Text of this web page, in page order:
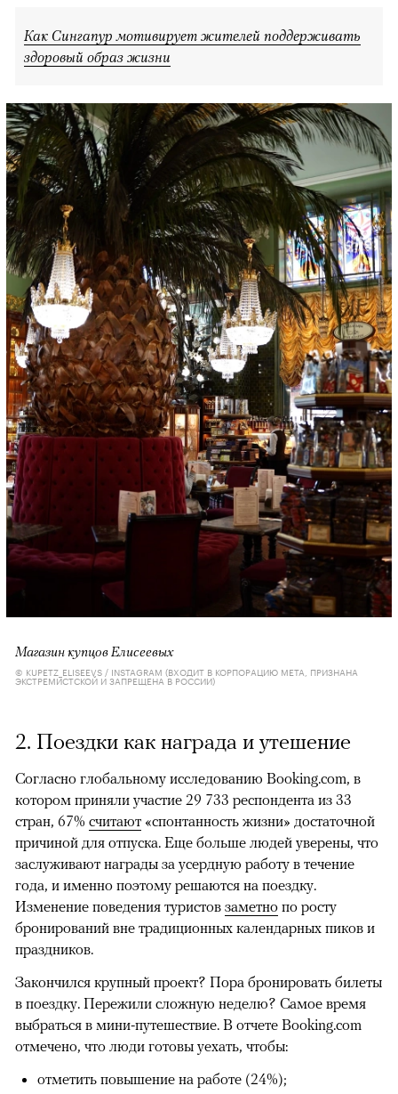
Как Сингапур мотивирует жителей поддерживать
здоровый образ жизни
Магазин купцов Елисеевых
© KUPETZ_ELISEEVS / INSTAGRAM (ВХОДИТ В КОРПОРАЦИЮ META, ПРИЗНАНА
ЭКСТРЕМИСТСКОЙ И ЗАПРЕЩЕНА В РОССИИ)
2. Поездки как награда и утешение
Согласно глобальному исследованию Booking.com, в
котором приняли участие 29 733 респондента из 33
стран, 67% считают «спонтанность жизни» достаточной
причиной для отпуска. Еще больше людей уверены, что
заслуживают награды за усердную работу в течение
года, и именно поэтому решаются на поездку.
Изменение поведения туристов заметно по росту
бронирований вне традиционных календарных пиков и
праздников.
Закончился крупный проект? Пора бронировать билеты
в поездку. Пережили сложную неделю? Самое время
выбраться в мини-путешествие. В отчете Booking.com
отмечено, что люди готовы уехать, чтобы:
отметить повышение на работе (24%);